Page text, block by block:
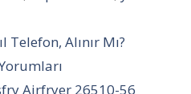
Telefon, Alınır Mı?
Airfryer 26510-56